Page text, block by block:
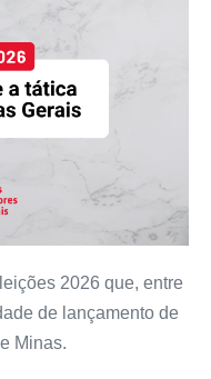
2026 que, entre
de lançamento de
Minas.